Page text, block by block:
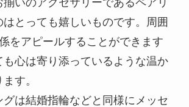
はとっても嬉しいものです。周囲
をアピールすることができます
も心は寄り添っているような温か
す。
は結婚指輪などと同様にメッセ